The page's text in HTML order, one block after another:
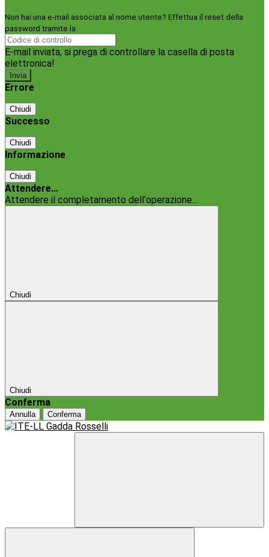
Non hai una e-mail associata al nome utente? Effettua il reset della
password tramite la
E-mail inviata, si prega di controllare la casella di posta
elettronica!
Errore
Chiudi
Successo
Chiudi
Informazione
Chiudi
Attendere...
Attendere il completamento dell'operazione...
Chiudi
Chiudi
Conferma
Annulla Conferma